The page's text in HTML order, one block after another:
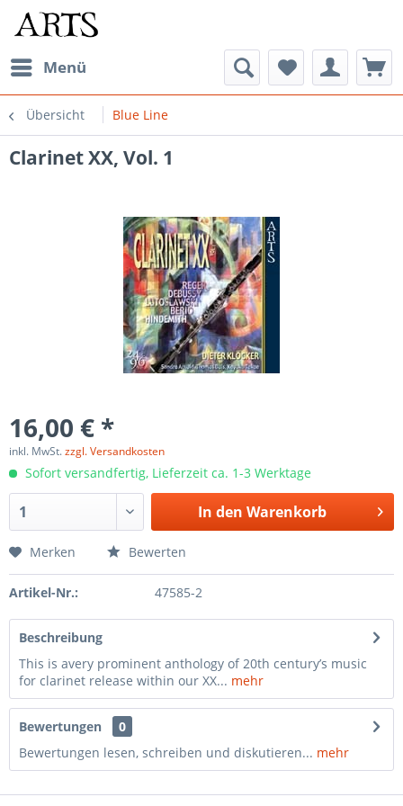
Menü
Übersicht Blue Line
Clarinet XX, Vol. 1
16,00 € *
inkl. MwSt.zzgl. Versandkosten
Sofort versandfertig, Lieferzeit ca. 1-3 Werktage
In den Warenkorb
Merken Bewerten
Artikel-Nr.: 47585-2
Beschreibung
This is avery prominent anthology of 20th century’s music
for clarinet release within our XX... mehr
Bewertungen
0
Bewertungen lesen, schreiben und diskutieren... mehr